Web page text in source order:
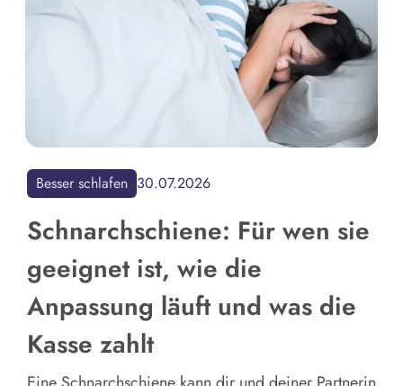
Besser schlafen 30.07.2026
Schnarchschiene: Für wen sie
geeignet ist, wie die
Anpassung läuft und was die
Kasse zahlt